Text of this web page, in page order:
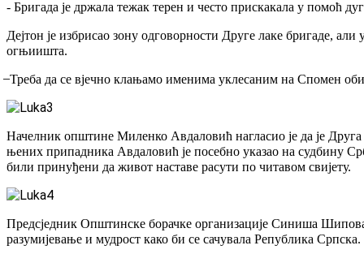
- Бригада је држала тежак терен и често прискакала у помоћ
Дејтон је избрисао зону одговорности Друге лаке бригаде,
огњиишта.
Треба да се вјечно клањамо именима уклесаним на Спомен
Начелник општине Миленко Авдаловић нагласио је да је
њених припадника Авдаловић је посебно указао на судбину
били принуђени да живот наставе расути по читавом свијету.
Предсједник Општинске борачке организације Синиша
разумијевање и мудрост како би се сачувала Република Српска.